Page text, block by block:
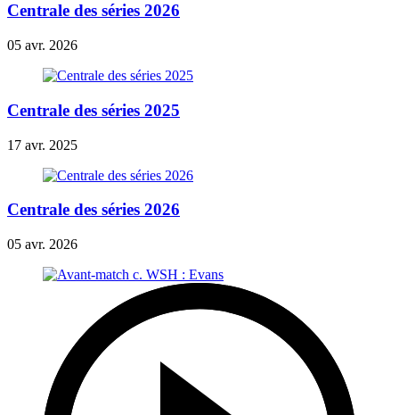
Centrale des séries 2026
05 avr. 2026
Centrale des séries 2025
17 avr. 2025
Centrale des séries 2026
05 avr. 2026